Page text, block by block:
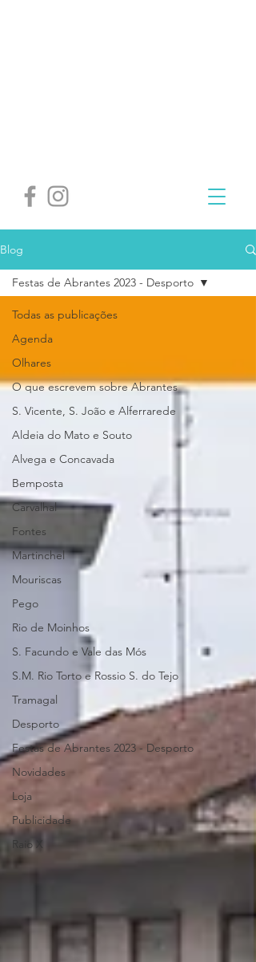
Blog
Todas as publicações
Agenda
Olhares
O que escrevem sobre Abrantes
S. Vicente, S. João e Alferrarede
Aldeia do Mato e Souto
Alvega e Concavada
Bemposta
Carvalhal
Fontes
Martinchel
Mouriscas
Pego
Rio de Moinhos
S. Facundo e Vale das Mós
S.M. Rio Torto e Rossio S. do Tejo
Tramagal
Desporto
Festas de Abrantes 2023 - Desporto
Novidades
Loja
Publicidade
Raio X
Festas de Abrantes 2023 - Desporto